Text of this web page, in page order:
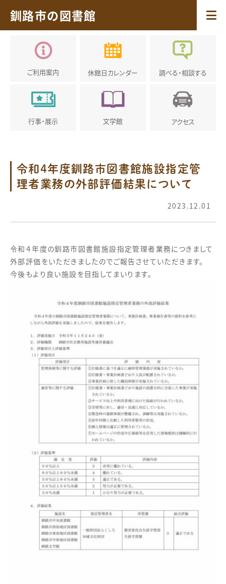
釧路市の図書館
ご利用案内 休館日カレンダー 調べる・相談する
行事・展示 文学館 アクセス
令和４年度釧路市図書館施設指定管
理者業務の外部評価結果について
2023.12.01
令和４年度の釧路市図書館施設指定管理者業務につきまして
外部評価をいただきましたのでご報告させていただきます。
今後もより良い施設を目指してまいります。